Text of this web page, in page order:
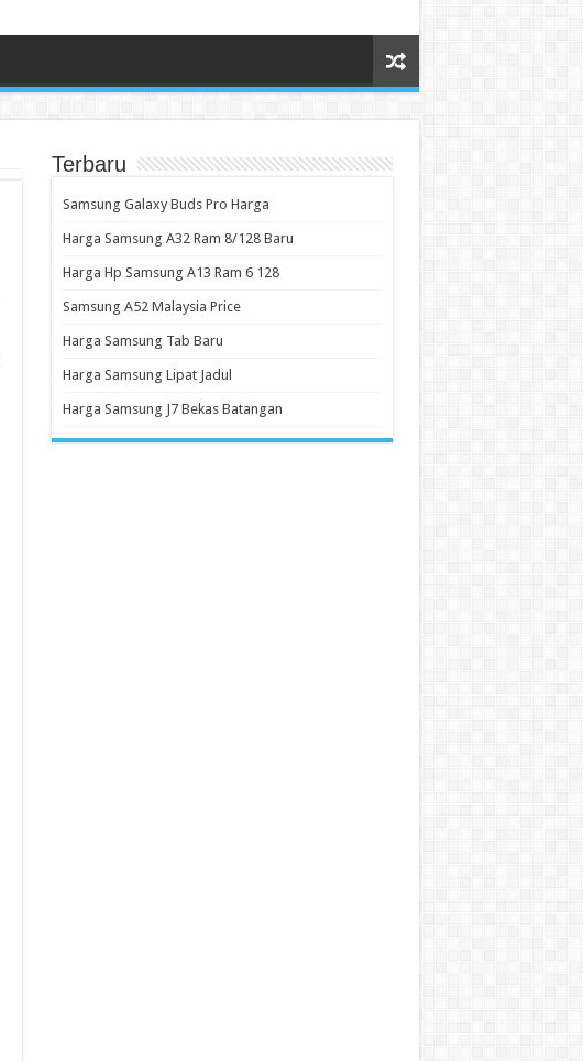
Terbaru
Samsung Galaxy Buds Pro Harga
Harga Samsung A32 Ram 8/128 Baru
Harga Hp Samsung A13 Ram 6 128
Samsung A52 Malaysia Price
Harga Samsung Tab Baru
Harga Samsung Lipat Jadul
Harga Samsung J7 Bekas Batangan